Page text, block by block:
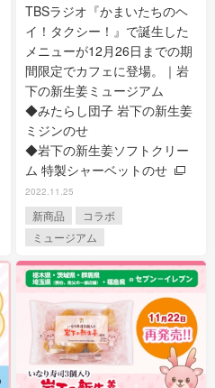
TBSラジオ『かまいたちのヘ
イ！タクシー！』で誕生した
メニューが12月26日までの期
間限定でカフェに登場。｜岩
下の新生姜ミュージアム
◆みたらし団子 岩下の新生姜
ミジンのせ
◆岩下の新生姜ソフトクリー
ム 特製シャーベットのせ
2022.11.25
新商品
コラボ
ミュージアム